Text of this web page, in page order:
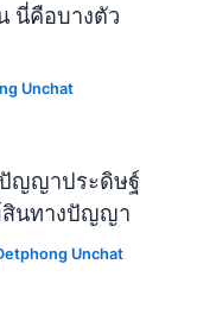
นี่คือบางตัว
Unchat
ญญาประดิษฐ์
สินทางปัญญา
Unchat